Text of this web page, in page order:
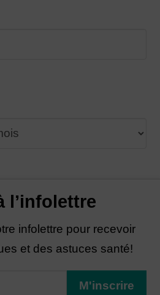
l’infolettre
infolettre pour recevoir
et des astuces santé!